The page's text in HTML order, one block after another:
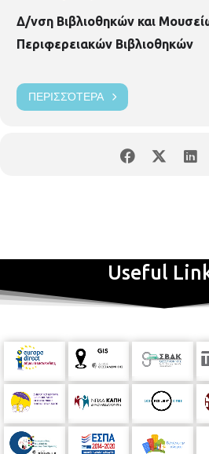
Δ/νση Βιβλιοθηκών και
Περιφερειακών Βιβλιοθηκών
ΠΕΡΙΣΣΌΤΕΡΑ
Useful